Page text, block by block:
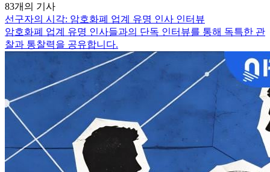
83개의 기사
선구자의 시각: 암호화폐 업계 유명 인사 인터뷰
암호화폐 업계 유명 인사들과의 단독 인터뷰를 통해 독특한 관
찰과 통찰력을 공유합니다.